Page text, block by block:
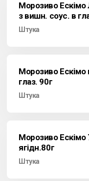
Морозиво
з вишн. соус. в
Штука
Морозиво Ескімо
глаз. 90г
Штука
Морозиво Ескімо
ягідн.80г
Штука